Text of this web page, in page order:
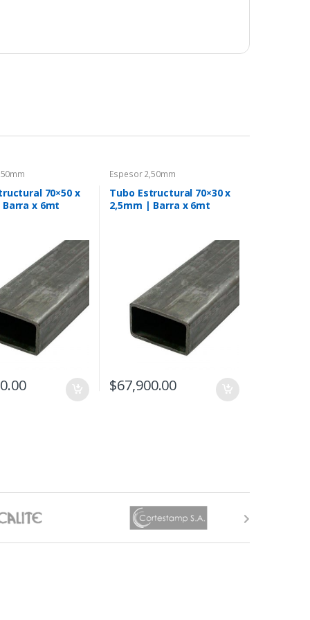
70×50 x
x 6mt
Espesor 2,50mm
Tubo Estructural 70×30 x
2,5mm | Barra x 6mt
$67,900.00